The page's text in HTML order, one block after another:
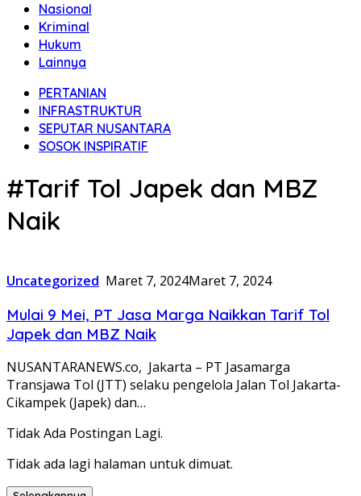
Nasional
Kriminal
Hukum
Lainnya
PERTANIAN
INFRASTRUKTUR
SEPUTAR NUSANTARA
SOSOK INSPIRATIF
#Tarif Tol Japek dan MBZ
Naik
Uncategorized Maret 7, 2024Maret 7, 2024
Mulai 9 Mei, PT Jasa Marga Naikkan Tarif Tol
Japek dan MBZ Naik
NUSANTARANEWS.co, Jakarta – PT Jasamarga
Transjawa Tol (JTT) selaku pengelola Jalan Tol Jakarta-
Cikampek (Japek) dan…
Tidak Ada Postingan Lagi.
Tidak ada lagi halaman untuk dimuat.